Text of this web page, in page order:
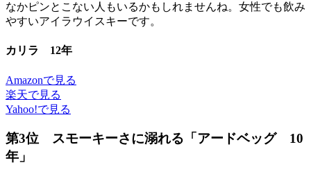
なかピンとこない人もいるかもしれませんね。女性でも飲み
やすいアイラウイスキーです。
カリラ 12年
Amazonで見る
楽天で見る
Yahoo!で見る
第3位 スモーキーさに溺れる「アードベッグ 10
年」